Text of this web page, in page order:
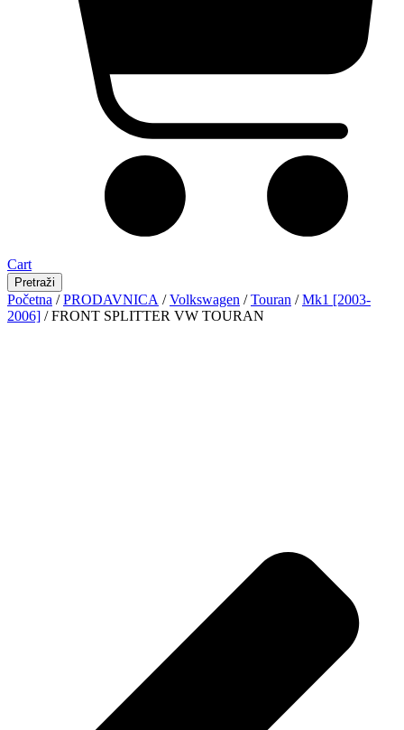
Cart
Pretraži
Početna /PRODAVNICA /Volkswagen /Touran /Mk1 [2003-
2006] / FRONT SPLITTER VW TOURAN